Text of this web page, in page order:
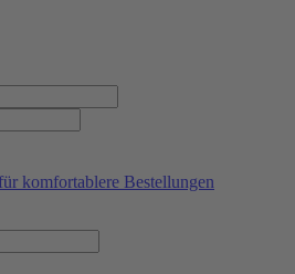
komfortablere Bestellungen